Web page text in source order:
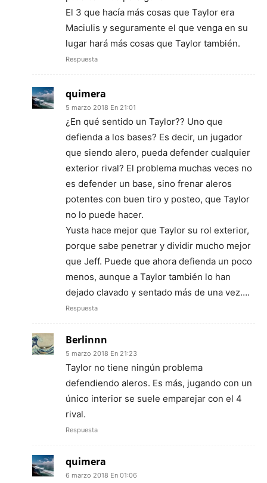
El 3 que hacía más cosas que Taylor era
Maciulis y seguramente el que venga en su
lugar hará más cosas que Taylor también.
Respuesta
quimera
5 marzo 2018 En 21:01
¿En qué sentido un Taylor?? Uno que
defienda a los bases? Es decir, un jugador
que siendo alero, pueda defender cualquier
exterior rival? El problema muchas veces no
es defender un base, sino frenar aleros
potentes con buen tiro y posteo, que Taylor
no lo puede hacer.
Yusta hace mejor que Taylor su rol exterior,
porque sabe penetrar y dividir mucho mejor
que Jeff. Puede que ahora defienda un poco
menos, aunque a Taylor también lo han
dejado clavado y sentado más de una vez….
Respuesta
Berlinnn
5 marzo 2018 En 21:23
Taylor no tiene ningún problema
defendiendo aleros. Es más, jugando con un
único interior se suele emparejar con el 4
rival.
Respuesta
quimera
6 marzo 2018 En 01:06